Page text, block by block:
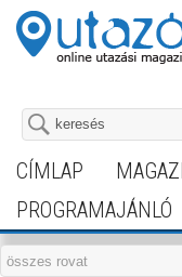
CÍMLAP
PROGRAMAJÁNLÓ